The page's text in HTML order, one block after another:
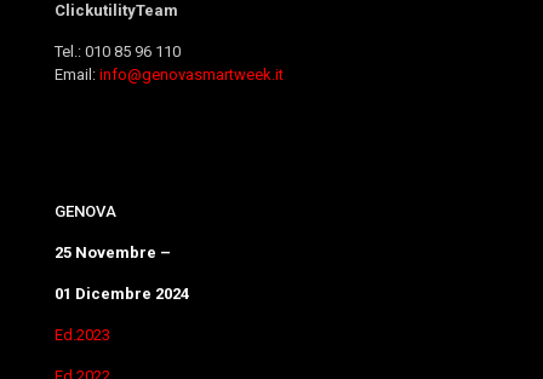
ClickutilityTeam
Tel.: 010 85 96 110
Email: info@genovasmartweek.it
GENOVA
25 Novembre –
01 Dicembre 2024
Ed.2023